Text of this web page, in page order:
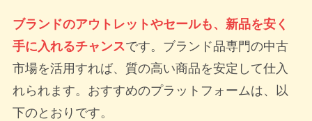
ブランドのアウトレットやセールも、新品を安く
手に入れるチャンスです。ブランド品専門の中古
市場を活用すれば、質の高い商品を安定して仕入
れられます。おすすめのプラットフォームは、以
下のとおりです。